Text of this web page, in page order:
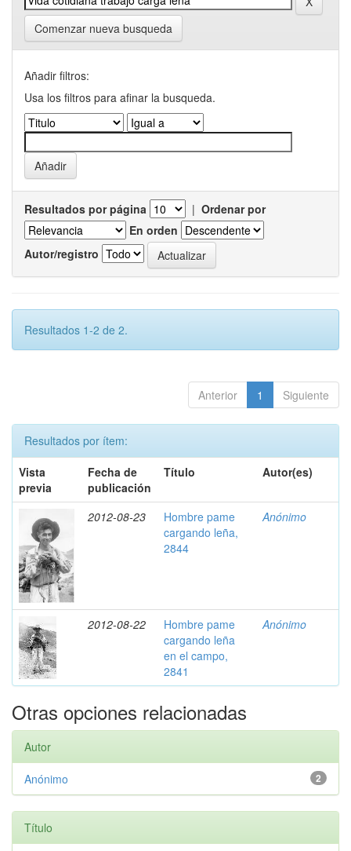
Comenzar nueva busqueda
Añadir filtros:
Usa los filtros para afinar la busqueda.
Resultados por página | Ordenar por
En orden
Autor/registro
Resultados 1-2 de 2.
Anterior 1 Siguiente
Resultados por ítem:
Vista
previa
Fecha de
publicación
Título Autor(es)
2012-08-23
Hombre pame
cargando leña,
2844
Anónimo
2012-08-22
Hombre pame
cargando leña
en el campo,
2841
Anónimo
Otras opciones relacionadas
Autor
2
Anónimo
Título